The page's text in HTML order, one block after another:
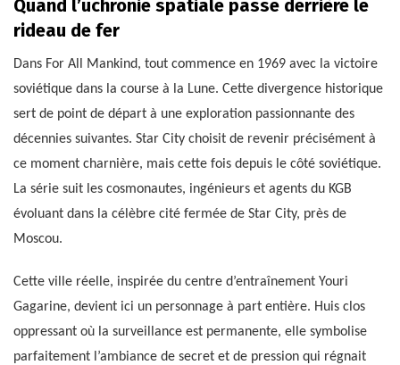
Quand l’uchronie spatiale passe derrière le
rideau de fer
Dans For All Mankind, tout commence en 1969 avec la victoire
soviétique dans la course à la Lune. Cette divergence historique
sert de point de départ à une exploration passionnante des
décennies suivantes. Star City choisit de revenir précisément à
ce moment charnière, mais cette fois depuis le côté soviétique.
La série suit les cosmonautes, ingénieurs et agents du KGB
évoluant dans la célèbre cité fermée de Star City, près de
Moscou.
Cette ville réelle, inspirée du centre d’entraînement Youri
Gagarine, devient ici un personnage à part entière. Huis clos
oppressant où la surveillance est permanente, elle symbolise
parfaitement l’ambiance de secret et de pression qui régnait